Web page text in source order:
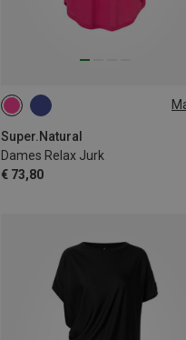
Super.Natural
Dames Relax Jurk
€ 73,80
M L